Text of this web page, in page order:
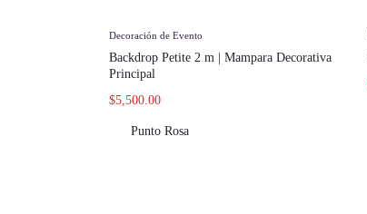
Decoración de Evento
Backdrop Petite 2 m | Mampara Decorativa
Principal
$5,500.00
Punto Rosa